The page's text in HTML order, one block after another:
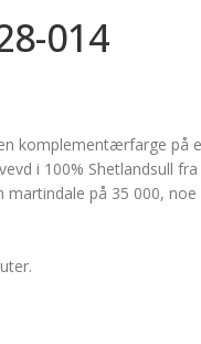
014
komplementærfarge på
i 100% Shetlandsull
martindale på 35 000,